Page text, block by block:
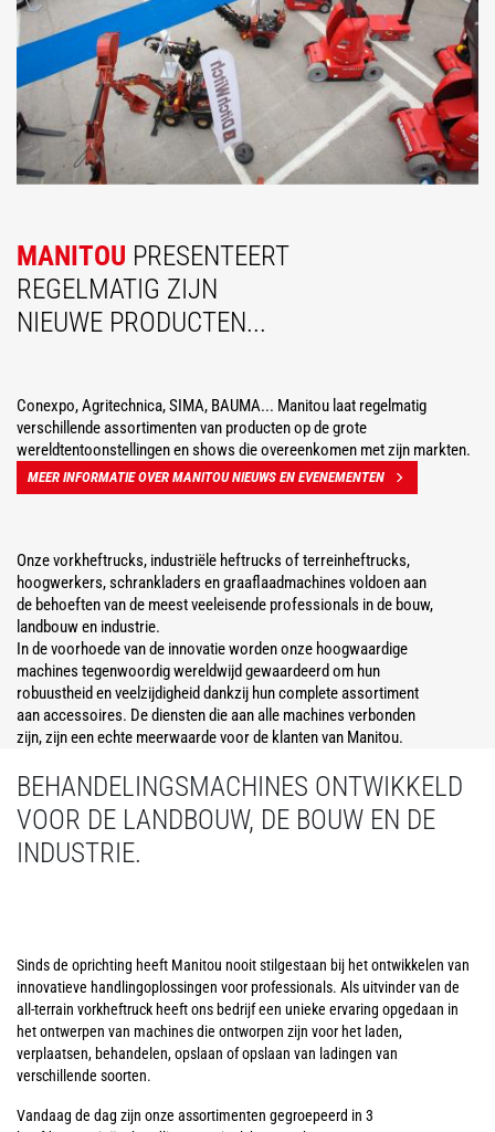
MANITOU PRESENTEERT
REGELMATIG ZIJN
NIEUWE PRODUCTEN...
Conexpo, Agritechnica, SIMA, BAUMA... Manitou laat regelmatig
verschillende assortimenten van producten op de grote
wereldtentoonstellingen en shows die overeenkomen met zijn markten.
MEER INFORMATIE OVER MANITOU NIEUWS EN EVENEMENTEN
Onze vorkheftrucks, industriële heftrucks of terreinheftrucks,
hoogwerkers, schrankladers en graaflaadmachines voldoen aan
de behoeften van de meest veeleisende professionals in de bouw,
landbouw en industrie.
In de voorhoede van de innovatie worden onze hoogwaardige
machines tegenwoordig wereldwijd gewaardeerd om hun
robuustheid en veelzijdigheid dankzij hun complete assortiment
aan accessoires. De diensten die aan alle machines verbonden
zijn, zijn een echte meerwaarde voor de klanten van Manitou.
BEHANDELINGSMACHINES ONTWIKKELD
VOOR DE LANDBOUW, DE BOUW EN DE
INDUSTRIE.
Sinds de oprichting heeft Manitou nooit stilgestaan bij het ontwikkelen van
innovatieve handlingoplossingen voor professionals. Als uitvinder van de
all-terrain vorkheftruck heeft ons bedrijf een unieke ervaring opgedaan in
het ontwerpen van machines die ontworpen zijn voor het laden,
verplaatsen, behandelen, opslaan of opslaan van ladingen van
verschillende soorten.
Vandaag de dag zijn onze assortimenten gegroepeerd in 3